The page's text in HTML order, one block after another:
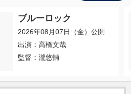
ブルーロック
2026年08月07日（金）公開
出演：高橋文哉
監督：瀧悠輔